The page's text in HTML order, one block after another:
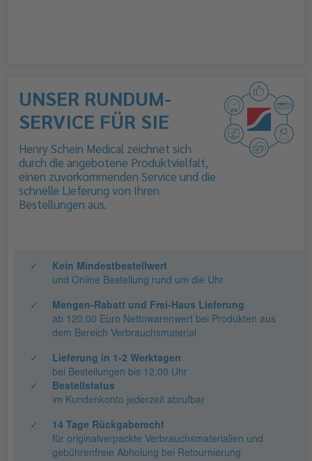
UNSER RUNDUM-
SERVICE FÜR SIE
Henry Schein Medical zeichnet sich
durch die angebotene Produktvielfalt,
einen zuvorkommenden Service und die
schnelle Lieferung von Ihren
Bestellungen aus.
✓
Kein Mindestbestellwert
und Online Bestellung rund um die Uhr
✓
Mengen-Rabatt und Frei-Haus Lieferung
ab 120,00 Euro Nettowarenwert bei Produkten aus
dem Bereich Verbrauchsmaterial
✓
Lieferung in 1-2 Werktagen
bei Bestellungen bis 12:00 Uhr
✓
Bestellstatus
im Kundenkonto jederzeit abrufbar
✓
14 Tage Rückgaberecht
für originalverpackte Verbrauchsmaterialien und
gebührenfreie Abholung bei Retournierung